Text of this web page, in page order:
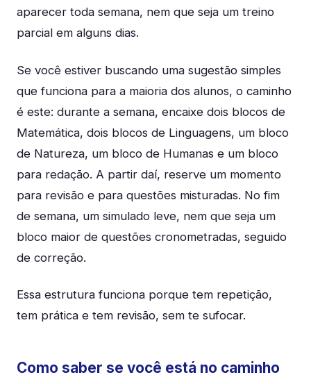
aparecer toda semana, nem que seja um treino
parcial em alguns dias.
Se você estiver buscando uma sugestão simples
que funciona para a maioria dos alunos, o caminho
é este: durante a semana, encaixe dois blocos de
Matemática, dois blocos de Linguagens, um bloco
de Natureza, um bloco de Humanas e um bloco
para redação. A partir daí, reserve um momento
para revisão e para questões misturadas. No fim
de semana, um simulado leve, nem que seja um
bloco maior de questões cronometradas, seguido
de correção.
Essa estrutura funciona porque tem repetição,
tem prática e tem revisão, sem te sufocar.
Como saber se você está no caminho